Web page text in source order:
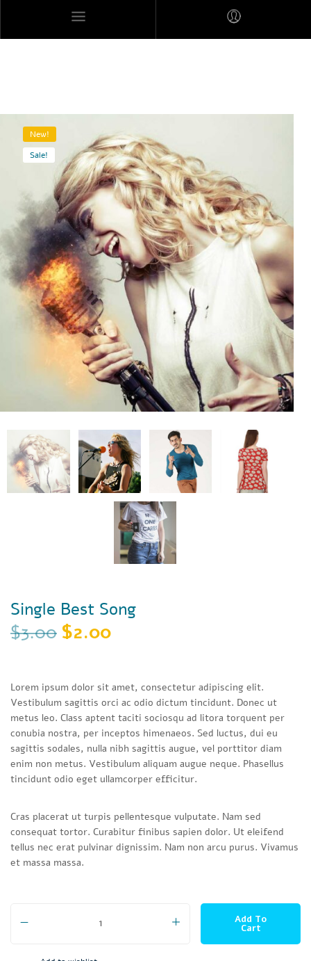
New!
Sale!
Single Best Song
$3.00 Original price was: $3.00.
$2.00Current price is:
Lorem ipsum dolor sit amet, consectetur adipiscing elit.
Vestibulum sagittis orci ac odio dictum tincidunt. Donec ut
metus leo. Class aptent taciti sociosqu ad litora torquent per
conubia nostra, per inceptos himenaeos. Sed luctus, dui eu
sagittis sodales, nulla nibh sagittis augue, vel porttitor diam
enim non metus. Vestibulum aliquam augue neque. Phasellus
tincidunt odio eget ullamcorper efficitur.
Cras placerat ut turpis pellentesque vulputate. Nam sed
consequat tortor. Curabitur finibus sapien dolor. Ut eleifend
tellus nec erat pulvinar dignissim. Nam non arcu purus. Vivamus
et massa massa.
Add To
Cart